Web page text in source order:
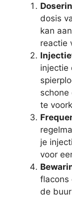
dosis
kan
reactie
injectie
schone
te
je
voor
flacons
de